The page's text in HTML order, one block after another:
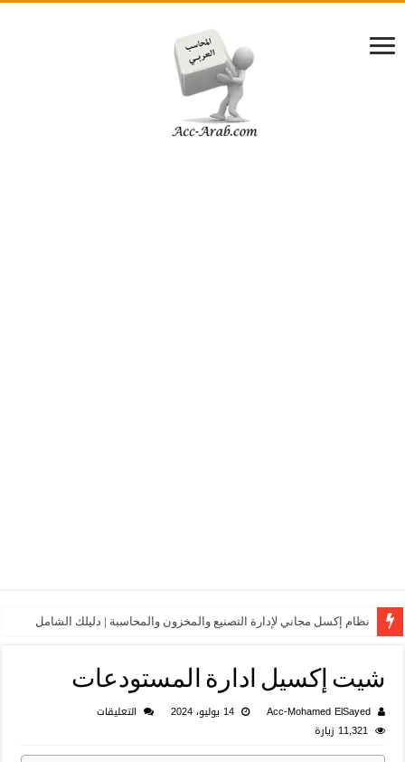
نظام إكسل مجاني لإدارة التصنيع والمخزون والمحاسبة | دليلك الشامل
شيت إكسيل ادارة المستودعات
Acc-Mohamed ElSayed 14 يوليو، 2024 التعليقات
11,321 زيارة